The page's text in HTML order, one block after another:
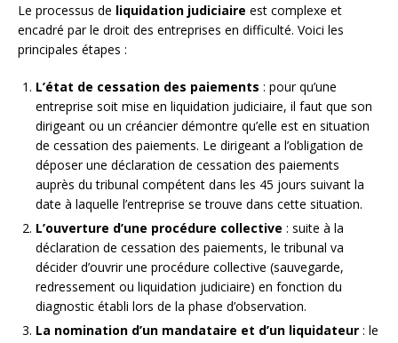
Le processus de liquidation judiciaire est complexe et
encadré par le droit des entreprises en difficulté. Voici les
principales étapes :
L’état de cessation des paiements : pour qu’une
entreprise soit mise en liquidation judiciaire, il faut que son
dirigeant ou un créancier démontre qu’elle est en situation
de cessation des paiements. Le dirigeant a l’obligation de
déposer une déclaration de cessation des paiements
auprès du tribunal compétent dans les 45 jours suivant la
date à laquelle l’entreprise se trouve dans cette situation.
L’ouverture d’une procédure collective : suite à la
déclaration de cessation des paiements, le tribunal va
décider d’ouvrir une procédure collective (sauvegarde,
redressement ou liquidation judiciaire) en fonction du
diagnostic établi lors de la phase d’observation.
La nomination d’un mandataire et d’un liquidateur : le